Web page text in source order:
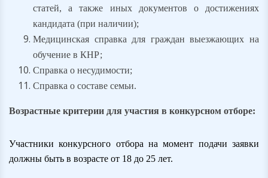
статей, а также иных документов о достижениях
кандидата (при наличии);
Медицинская справка для граждан выезжающих на
обучение в КНР;
Справка о несудимости;
Справка о составе семьи.
Возрастные критерии для участия в конкурсном отборе:
Участники конкурсного отбора на момент подачи заявки
должны быть в возрасте от 18 до 25 лет.